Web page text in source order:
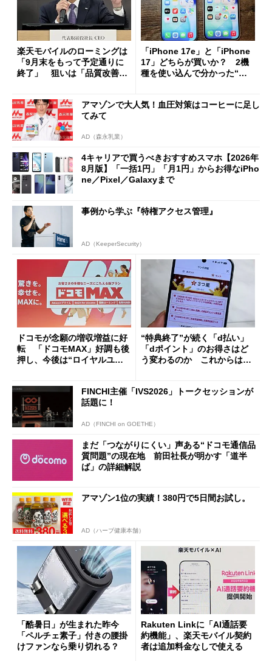
楽天モバイルのローミングは
「9月末をもって予定通りに
終了」 狙いは「品質改善」
も
「iPhone 17e」と「iPhone
17」どちらが買いか？ 2機
種を使い込んで分かった“ス
アマゾンで大人気！血圧対策はコーヒーに足し
てみて
AD（森永乳業）
4キャリアで買うべきおすすめスマホ【2026年
8月版】「一括1円」「月1円」からお得なiPho
ne／Pixel／Galaxyまで
事例から学ぶ『特権アクセス管理』
AD（KeeperSecurity）
ドコモが念願の増収増益に好
転 「ドコモMAX」好調も後
押し、今後は“ロイヤルユー
“特典終了”が続く「d払い」
「dポイント」のお得さはど
う変わるのか これからは
FINCHI主催「IVS2026」トークセッションが
話題に！
AD（FINCHI on GOETHE）
まだ「つながりにくい」声ある“ドコモ通信品
質問題”の現在地 前田社長が明かす「道半
ば」の詳細解説
アマゾン1位の実績！380円で5日間お試し。
AD（ハーブ健康本舗）
「酷暑日」が生まれた昨今
「ペルチェ素子」付きの腰掛
けファンなら乗り切れる？
Rakuten Linkに「AI通話要
約機能」、楽天モバイル契約
者は追加料金なしで使える